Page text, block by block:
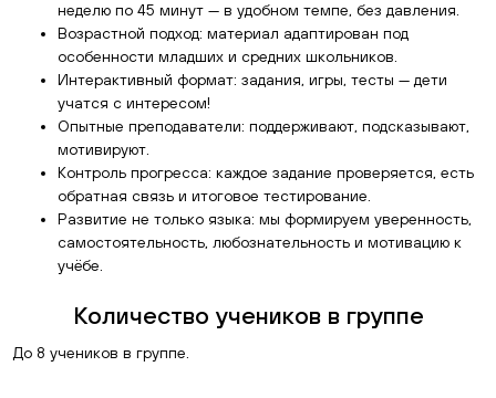
неделю по 45 минут — в удобном темпе, без давления.
Возрастной подход: материал адаптирован под
особенности младших и средних школьников.
Интерактивный формат: задания, игры, тесты — дети
учатся с интересом!
Опытные преподаватели: поддерживают, подсказывают,
мотивируют.
Контроль прогресса: каждое задание проверяется, есть
обратная связь и итоговое тестирование.
Развитие не только языка: мы формируем уверенность,
самостоятельность, любознательность и мотивацию к
учёбе.
Количество учеников в группе
До 8 учеников в группе.